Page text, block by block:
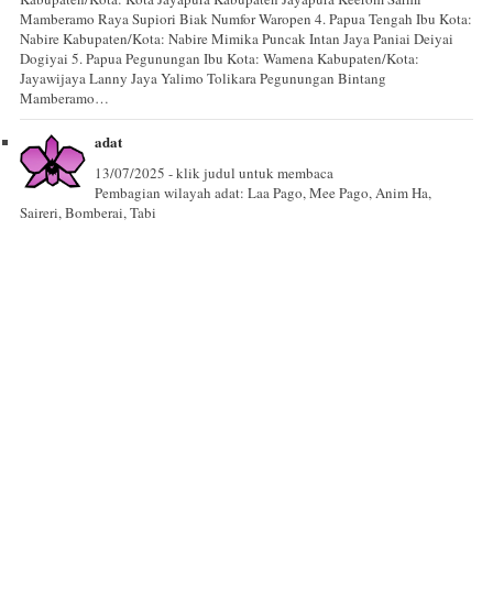
Mamberamo Raya Supiori Biak Numfor Waropen 4. Papua Tengah Ibu Kota:
Nabire Kabupaten/Kota: Nabire Mimika Puncak Intan Jaya Paniai Deiyai
Dogiyai 5. Papua Pegunungan Ibu Kota: Wamena Kabupaten/Kota:
Jayawijaya Lanny Jaya Yalimo Tolikara Pegunungan Bintang
Mamberamo…
adat
13/07/2025 - klik judul untuk membaca
Pembagian wilayah adat: Laa Pago, Mee Pago, Anim Ha,
Saireri, Bomberai, Tabi